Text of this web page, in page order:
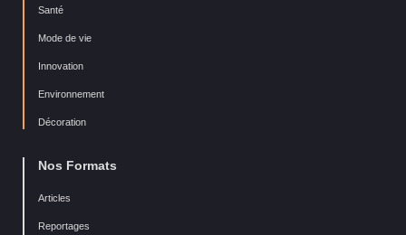
Santé
Mode de vie
Innovation
Environnement
Décoration
Nos Formats
Articles
Reportages